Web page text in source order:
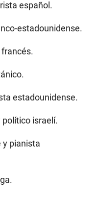
español.
estadounidense.
estadounidense.
político israelí.
y pianista